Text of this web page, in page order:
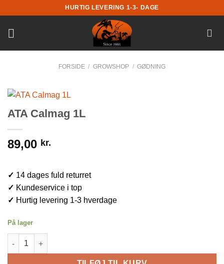
til
indhold
HURTIG LEVERING 1-3- DAGE
FORSIDE / GROWSHOP / GØDNING
ATA Calmag 1L
89,00 kr.
✓ 14 dages fuld returret
✓ Kundeservice i top
✓ Hurtig levering 1-3 hverdage
På lager
ATA Calmag 1L antal